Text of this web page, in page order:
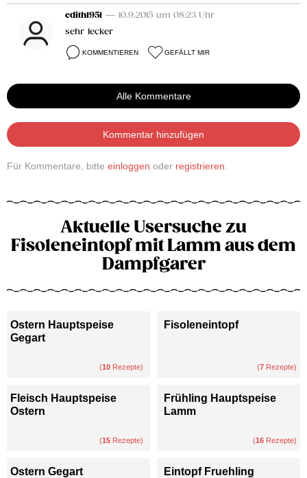
edith1951 — 10.9.2015 um 08:23 Uhr
sehr lecker
KOMMENTIEREN GEFÄLLT MIR
Alle Kommentare
Kommentar hinzufügen
Für Kommentare, bitte einloggen oder registrieren
Aktuelle Usersuche zu
Fisoleneintopf mit Lamm aus dem
Dampfgarer
Ostern Hauptspeise
Gegart
(10 Rezepte)
Fisoleneintopf
(7 Rezepte)
Fleisch Hauptspeise
Ostern
(15 Rezepte)
Frühling Hauptspeise
Lamm
(16 Rezepte)
Ostern Gegart Eintopf Fruehling